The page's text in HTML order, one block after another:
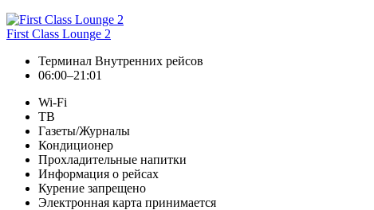
First Class Lounge 2
Терминал Внутренних рейсов
06:00–21:01
Wi-Fi
ТВ
Газеты/Журналы
Кондиционер
Прохладительные напитки
Информация о рейсах
Курение запрещено
Электронная карта принимается